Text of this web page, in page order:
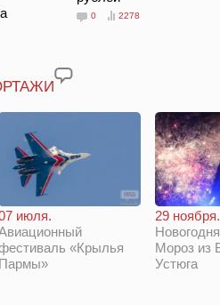
0 2278
июля.
«Крылья
Пармы»
29 ноября.
Мороз из
Устюга